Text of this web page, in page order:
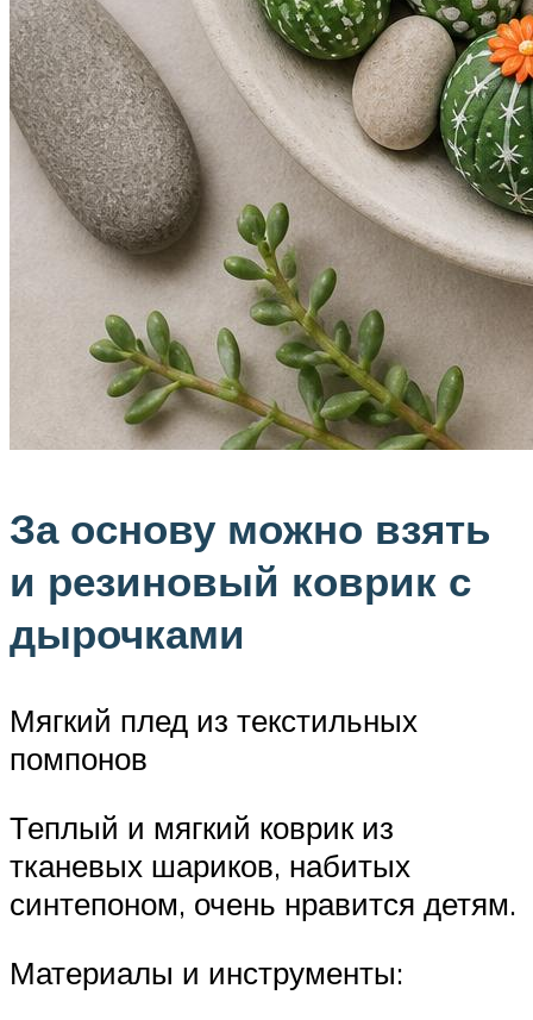
За основу можно взять
и резиновый коврик с
дырочками
Мягкий плед из текстильных
помпонов
Теплый и мягкий коврик из
тканевых шариков, набитых
синтепоном, очень нравится детям.
Материалы и инструменты: